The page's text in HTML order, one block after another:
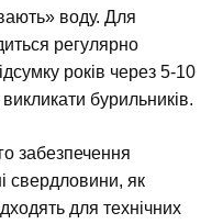
воду. Для
регулярно
років через 5-10
бурильників.
забезпечення
свердловини, як
для технічних